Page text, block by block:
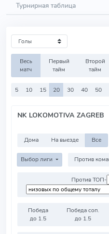
Турнирная таблица
Весь
матч
Первый
тайм
Второй
тайм
5 10 15 20 30 40 50
NK LOKOMOTIVA ZAGREB
Дома На выезде Все
Выбор лиги
Против ТОП-
Победа
до 1.5
Победа соп.
до 1.5